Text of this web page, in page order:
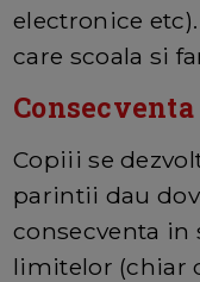
electronice
care scoala si
Copiii se
parintii dau
consecventa in
limitelor (chiar